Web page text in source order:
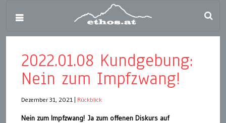
2022.01.08 Kundgebung:
Nein zum Impfzwang!
Dezember 31, 2021 Rückblick
Nein zum Impfzwang! Ja zum offenen Diskurs auf